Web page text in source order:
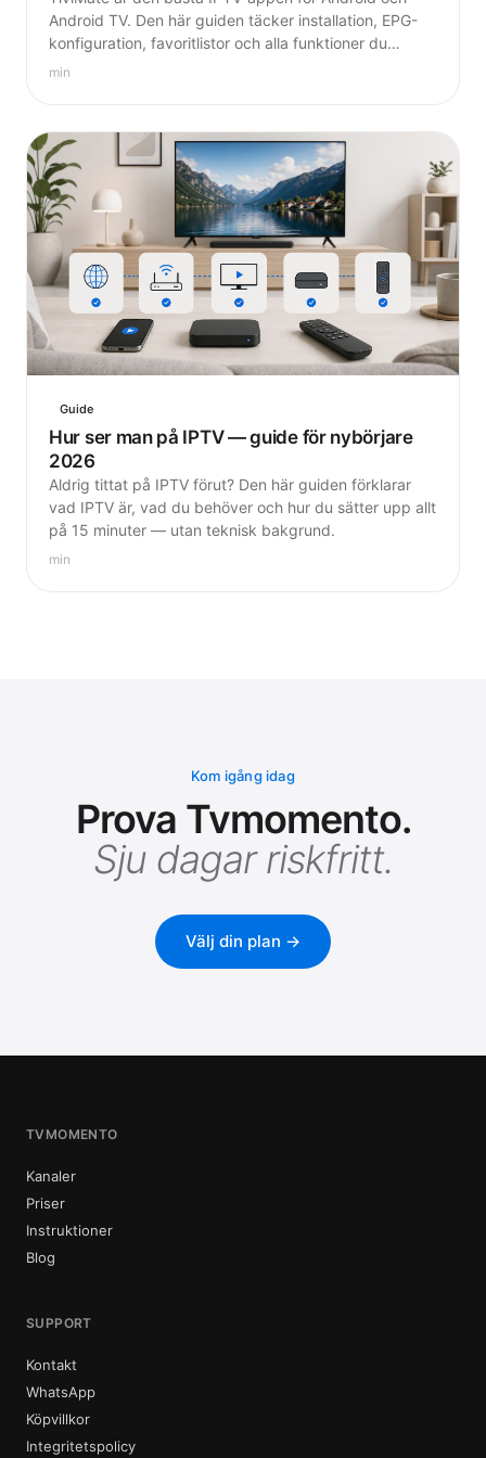
Android TV. Den här guiden täcker installation, EPG-
konfiguration, favoritlistor och alla funktioner du
behöver känna till.
min
Guide
Hur ser man på IPTV — guide för nybörjare
2026
Aldrig tittat på IPTV förut? Den här guiden förklarar
vad IPTV är, vad du behöver och hur du sätter upp allt
på 15 minuter — utan teknisk bakgrund.
min
Kom igång idag
Prova Tvmomento.
Sju dagar riskfritt.
Välj din plan →
TVMOMENTO
Kanaler
Priser
Instruktioner
Blog
SUPPORT
Kontakt
WhatsApp
Köpvillkor
Integritetspolicy